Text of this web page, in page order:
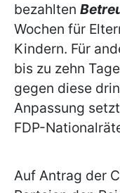
bezahlten
Wochen für
Kindern. Für
bis zu zehn
gegen diese
Anpassung
FDP-
Auf Antrag der